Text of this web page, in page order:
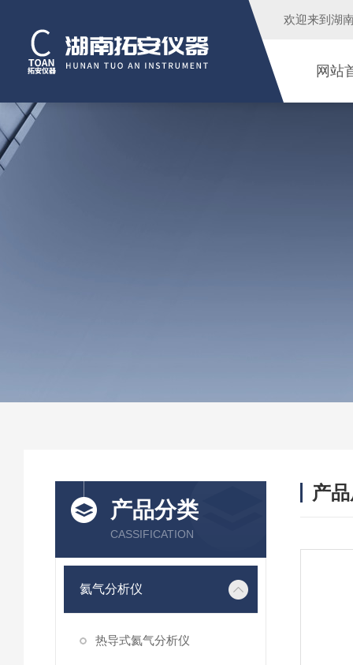
欢迎来到 湖
网站
产品分类
CASSIFICATION
氦气分析仪
热导式氦气分析仪
产